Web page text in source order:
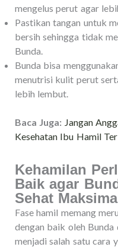
mengelus perut agar
Pastikan tangan untuk
bersih sehingga tidak
Bunda.
Bunda bisa
menutrisi kulit perut
lebih lembut.
Baca Juga: Jangan
Kesehatan Ibu Hamil
Kehamilan
Baik agar
Sehat
Fase hamil memang
dengan baik oleh Bunda
menjadi salah satu cara